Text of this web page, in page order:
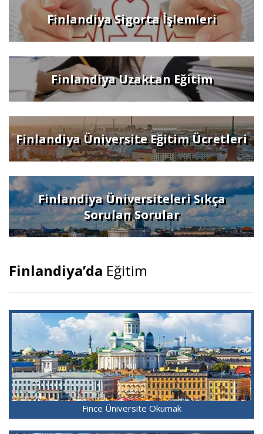
Finlandiya Sigorta İşlemleri
Finlandiya Uzaktan Eğitim
Finlandiya Üniversite Eğitim Ücretleri
Finlandiya Üniversiteleri Sıkça
Sorulan Sorular
Finlandiya’da Eğitim
Fince Üniversite Okumak